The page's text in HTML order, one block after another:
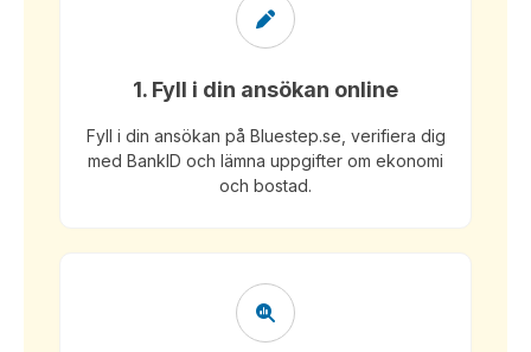
1. Fyll i din ansökan online
Fyll i din ansökan på Bluestep.se, verifiera dig
med BankID och lämna uppgifter om ekonomi
och bostad.